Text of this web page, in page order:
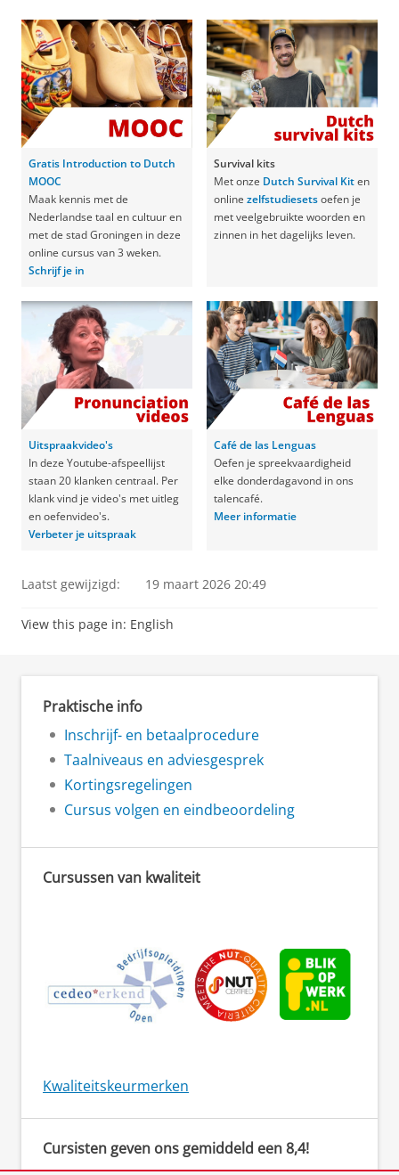
Gratis Introduction to Dutch
MOOC
Maak kennis met de
Nederlandse taal en cultuur en
met de stad Groningen in deze
online cursus van 3 weken.
Schrijf je in
Survival kits
Met onze Dutch Survival Kiten
online zelfstudiesetsoefen je
met veelgebruikte woorden en
zinnen in het dagelijks leven.
Uitspraakvideo's
In deze Youtube-afspeellijst
staan 20 klanken centraal. Per
klank vind je video's met uitleg
en oefenvideo's.
Verbeter je uitspraak
Café de las Lenguas
Oefen je spreekvaardigheid
elke donderdagavond in ons
talencafé.
Meer informatie
Laatst gewijzigd: 19 maart 2026 20:49
View this page in: English
Praktische info
Inschrijf- en betaalprocedure
Taalniveaus en adviesgesprek
Kortingsregelingen
Cursus volgen en eindbeoordeling
Cursussen van kwaliteit
Kwaliteitskeurmerken
Cursisten geven ons gemiddeld een 8,4!